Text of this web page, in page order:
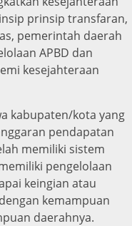
prinsip transfaran,
pemerintah daerah
APBD dan
kesejahteraan
kabupaten/kota yang
pendapatan
memiliki sistem
pengelolaan
keingian atau
kemampuan
daerahnya.